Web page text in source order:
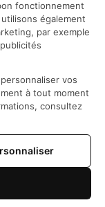
fonctionnement
également
par exemple
vos
à tout moment
consultez